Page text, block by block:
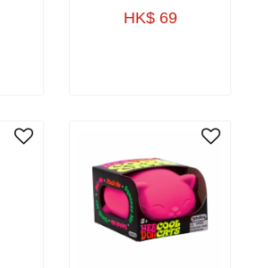
HK$ 69